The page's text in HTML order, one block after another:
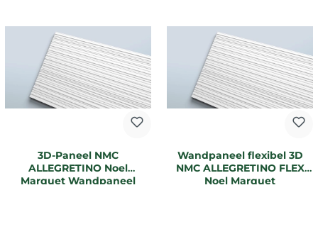
3D-Paneel NMC
ALLEGRETINO Noel
Marquet Wandpaneel
Wandpaneel flexibel 3D
NMC ALLEGRETINO FLEX
Noel Marquet